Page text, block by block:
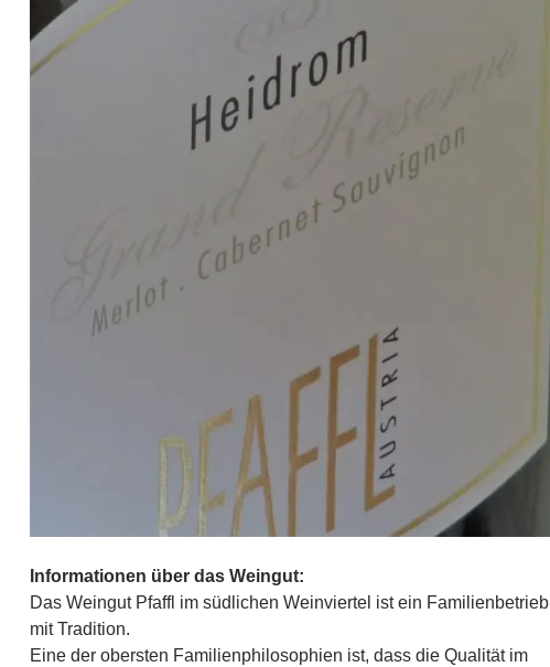
Informationen über das Weingut:
Das Weingut Pfaffl im südlichen Weinviertel ist ein Familienbetrieb
mit Tradition.
Eine der obersten Familienphilosophien ist, dass die Qualität im